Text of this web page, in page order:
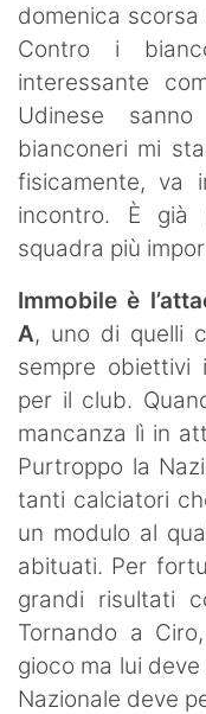
domenica
Contro i
interessante
Udinese
bianconeri mi
fisicamente, va
incontro. È
squadra più
Immobile è
A, uno di quelli
sempre obiettivi
per il club.
mancanza lì in
Purtroppo la
tanti calciatori
un modulo al
abituati. Per
grandi risultati
Tornando a
gioco ma lui
Nazionale deve